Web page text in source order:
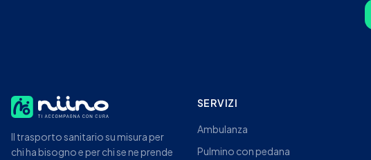
Il trasporto sanitario su misura per
chi ha bisogno e per chi se ne prende
SERVIZI
Ambulanza
Pulmino con pedana